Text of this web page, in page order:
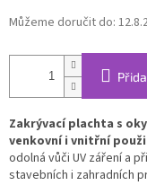
Můžeme doručit do:
Zakrývací plachta s
venkovní i vnitřní
odolná vůči UV záření a
stavebních i zahradních